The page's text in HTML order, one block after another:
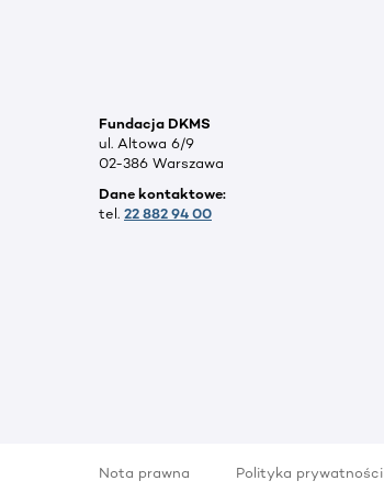
Fundacja DKMS
ul. Altowa 6/9
02-386 Warszawa
Dane kontaktowe:
tel. 22 882 94 00
Nota prawna Polityka prywatności